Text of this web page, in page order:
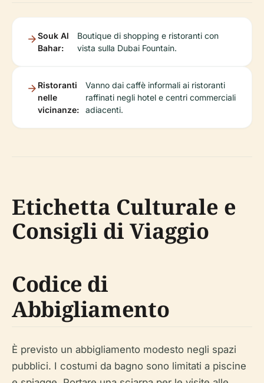
Souk Al
Bahar:
Boutique di shopping e ristoranti con
vista sulla Dubai Fountain.
Ristoranti
nelle
vicinanze:
Vanno dai caffè informali ai ristoranti
raffinati negli hotel e centri commerciali
adiacenti.
Etichetta Culturale e
Consigli di Viaggio
Codice di
Abbigliamento
È previsto un abbigliamento modesto negli spazi
pubblici. I costumi da bagno sono limitati a piscine